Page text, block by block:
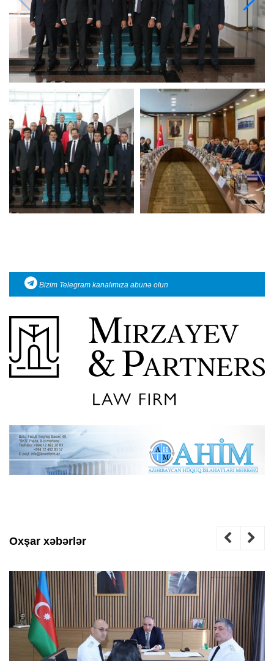
Bizim Telegram kanalımıza abunə olun
Oxşar xəbərlər